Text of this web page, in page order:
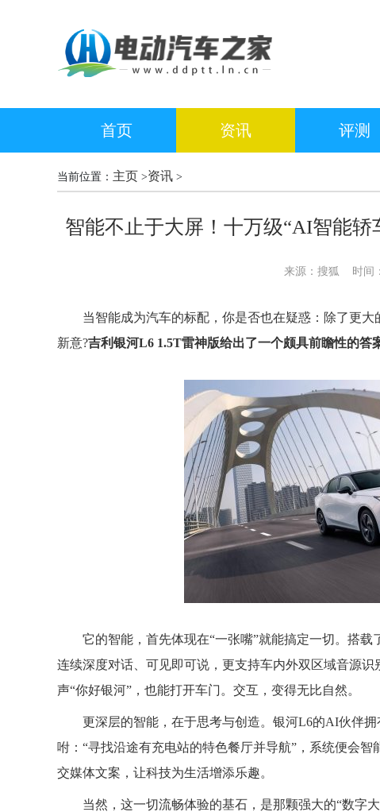
首页 资讯 评测
当前位置： 主页 >资讯 >
智能不止于大屏！十万级“AI智能
来源：搜狐 时间
当智能成为汽车的标配，你是否也在疑惑：除了更
新意?吉利银河L6 1.5T雷神版给出了一个颇具前瞻性的答
它的智能，首先体现在“一张嘴”就能搞定一切。搭
连续深度对话、可见即可说，更支持车内外双区域音源
声“你好银河”，也能打开车门。交互，变得无比自然。
更深层的智能，在于思考与创造。银河L6的AI伙伴
咐：“寻找沿途有充电站的特色餐厅并导航”，系统便会
交媒体文案，让科技为生活增添乐趣。
当然，这一切流畅体验的基石，是那颗强大的“数